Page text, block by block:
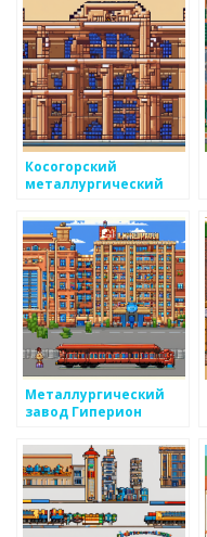
Косогорский
металлургический
Металлургический
завод Гиперион